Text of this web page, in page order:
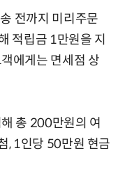
전까지 미리주문
적립금 1만원을 지
에게는 면세점 상
총 200만원의 여
, 1인당 50만원 현금